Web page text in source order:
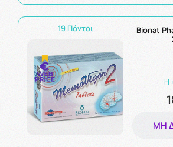
19 Πόντοι
Bionat
Η
ΜΗ